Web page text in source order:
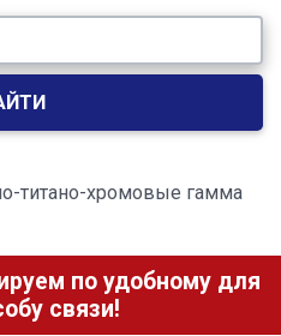
титано-хромовые гамма
по удобному для
связи!